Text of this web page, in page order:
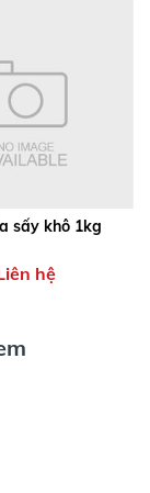
sấy khô 1kg
hệ